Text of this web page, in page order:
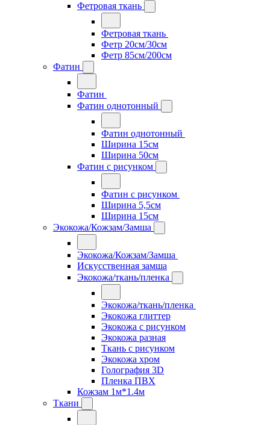
Фетровая ткань
Фетровая ткань
Фетр 20см/30см
Фетр 85см/200см
Фатин
Фатин
Фатин однотонный
Фатин однотонный
Ширина 15см
Ширина 50см
Фатин с рисунком
Фатин с рисунком
Ширина 5,5см
Ширина 15см
Экокожа/Кожзам/Замша
Экокожа/Кожзам/Замша
Искусственная замша
Экокожа/ткань/пленка
Экокожа/ткань/пленка
Экокожа глиттер
Экокожа с рисунком
Экокожа разная
Ткань с рисунком
Экокожа хром
Голография 3D
Пленка ПВХ
Кожзам 1м*1.4м
Ткани